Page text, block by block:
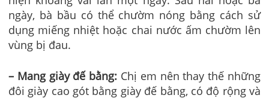
ngày, bà bầu có thể chườm nóng bằng cách sử
dụng miếng nhiệt hoặc chai nước ấm chườm lên
vùng bị đau.
– Mang giày đế bằng: Chị em nên thay thế những
đôi giày cao gót bằng giày đế bằng, có độ rộng và